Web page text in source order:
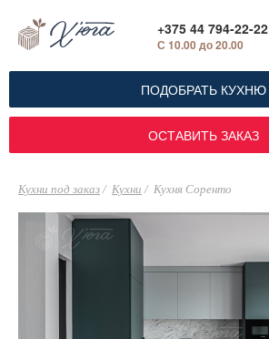
+375 44 794-22-22
С 10.00 до 20.00
ПОДОБРАТЬ КУХНЮ
ОСТАВИТЬ ЗАКАЗ
Кухни под заказ Кухни Кухня Соренто